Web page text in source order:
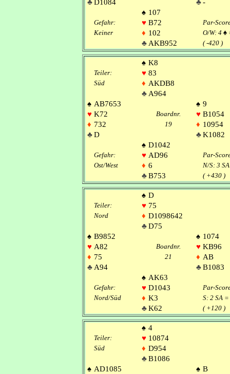
♣ D1084 ♣-
♠ 107
Gefahr: ♥ B72
Par-
Keiner
♦ 102 O/W: 4 ♠
♣ AKB952 ( -420 )
♠ K8
Teiler: ♥ 83
Süd ♦ AKDB8
♣ A964
♠ AB7653 ♠ 9
♥ K72 Boardnr. ♥ B1054
♦ 732 19 ♦ 10954
♣D ♣K1082
♠ D1042
Gefahr: ♥ AD96
Par-
Ost/West
♦ 6 N/S: 3
♣B753 ( +430 )
♠ D
Teiler: ♥ 75
Nord ♦ D1098642
♣D75
♠ B9852 ♠ 1074
♥ A82 Boardnr. ♥ KB96
♦ 75 21 ♦ AB
♣ A94 ♣B1083
♠ AK63
Gefahr: ♥ D1043
Par-
Nord/Süd
♦ K3 S: 2 SA =
♣K62 ( +120 )
♠ 4
Teiler: ♥ 10874
Süd ♦ D954
♣B1086
♠ AD1085 ♠ B